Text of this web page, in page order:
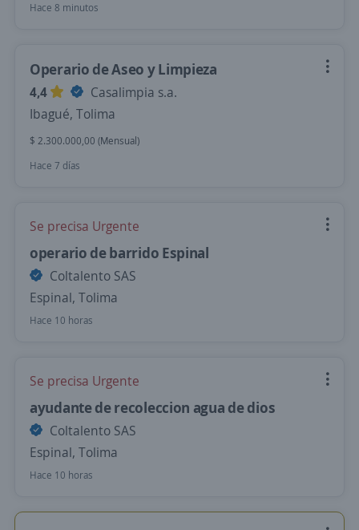
Hace 8 minutos
Operario de Aseo y Limpieza
4,4
Casalimpia s.a.
Ibagué, Tolima
$ 2.300.000,00 (Mensual)
Hace 7 días
Se precisa Urgente
operario de barrido Espinal
Coltalento SAS
Espinal, Tolima
Hace 10 horas
Se precisa Urgente
ayudante de recoleccion agua de dios
Coltalento SAS
Espinal, Tolima
Hace 10 horas